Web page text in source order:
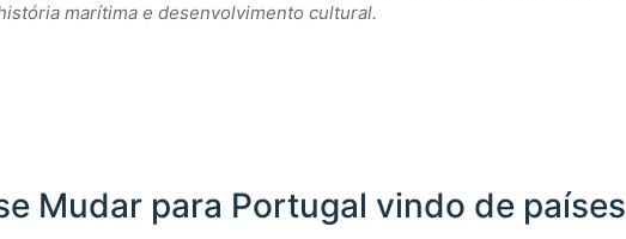
marítima e desenvolvimento cultural.
Mudar para Portugal vindo de países